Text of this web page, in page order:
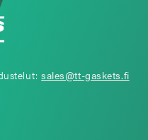
sales@tt-gaskets.fi